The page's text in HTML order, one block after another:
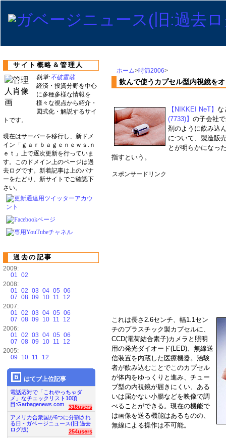
ホーム>時節2006>
飲んで使うカプセル型内視鏡を
【NIKKEI NeT】 な
(7733)】 の子会社
剤のように飲み込
について、製造販
とが明らかになっ
指すという。
スポンサードリンク
これは長さ2.6センチ、幅1.1セン
チのプラスチック製カプセルに、
CCD(電荷結合素子)カメラと照明
用の発光ダイオード(LED)、無線送
信装置を内蔵した医療機器。治験
者が飲み込むことでこのカプセル
が体内をゆっくりと進み、チュー
ブ型の内視鏡が届きにくい、ある
いは届かない小腸などを映像で調
べることができる。現在の機能で
は画像を送る機能はあるものの、
無線による操作は不可能。
サイト概略＆管理人
執筆:不破雷蔵
経済・投資分野を中心
に多種多様な情報を
様々な視点から紹介・
図式化・解説するサイ
トです。
現在はサーバーを移行し、新ドメ
イン「ｇａｒｂａｇｅｎｅｗｓ.ｎ
ｅｔ」上で逐次更新を行っていま
す。このドメイン上のページは過
去ログです。新着記事は上のバナ
ーをたどり、新サイトでご確認下
さい。
過去の記事
2009:
01 02
2008:
01 02 03 04 05 06
07 08 09 10 11
12
2007:
01 02 03 04 05 06
07 08 09 10 11
12
2006:
01 02 03 04 05 06
07 08 09 10 11
12
2005:
09
10 11 12
はてブ上位記事
電話応対で「これやっちゃダ
メ」なチェックリスト10項
目:Garbagenews.com
316users
アメリカ合衆国が6つに分割され
る日 - ガベージニュース(旧:過去
ログ版)
254users